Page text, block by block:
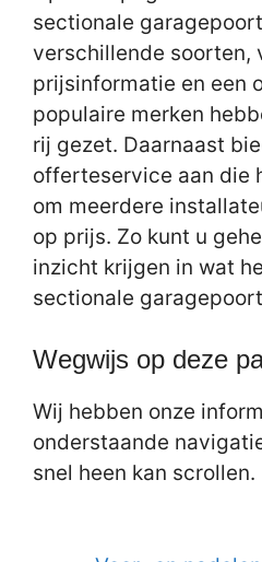
sectionale
verschillende soorten,
prijsinformatie en een
populaire merken
rij gezet. Daarnaast
offerteservice aan die
om meerdere
op prijs. Zo kunt u
inzicht krijgen in wat
sectionale
Wegwijs op deze
Wij hebben onze
onderstaande
snel heen kan scrollen.